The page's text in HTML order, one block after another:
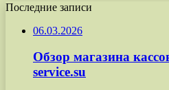
Последние записи
06.03.2026
Обзор магазина
service.su